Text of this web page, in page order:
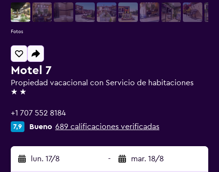
Motel 7
Propiedad vacacional con Servicio de habitaciones
2 estrellas
+1 707 552 8184
7,9 Bueno 689 calificaciones verificadas
lun. 17/8 - mar. 18/8
Fotos